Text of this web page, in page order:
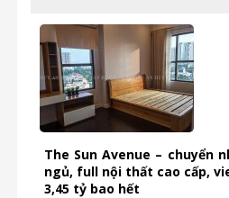
The Sun Avenue – chuyển
ngủ, full nội thất cao cấp,
3,45 tỷ bao hết